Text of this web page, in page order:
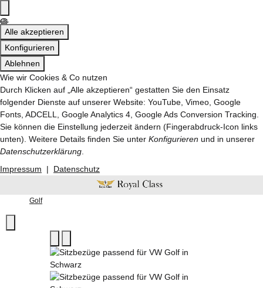
Alle akzeptieren
Konfigurieren
Ablehnen
Wie wir Cookies & Co nutzen
Durch Klicken auf „Alle akzeptieren“ gestatten Sie den Einsatz
folgender Dienste auf unserer Website: YouTube, Vimeo, Google
Fonts, ADCELL, Google Analytics 4, Google Ads Conversion Tracking.
Sie können die Einstellung jederzeit ändern (Fingerabdruck-Icon links
unten). Weitere Details finden Sie unter Konfigurieren und in unserer
Datenschutzerklärung
Impressum
| Datenschutz
Golf